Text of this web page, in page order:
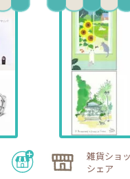
雑貨ショ
シェア